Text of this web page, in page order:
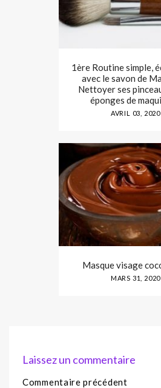
1ère Routine simple,
avec le savon de
Nettoyer ses
éponges de
AVRIL 03, 2020
Masque visage
MARS 31, 2020
Laissez un commentaire
Commentaire précédent